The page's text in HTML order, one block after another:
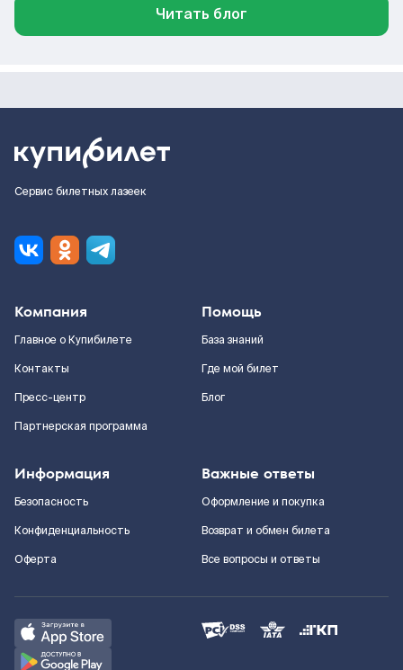
Читать блог
Сервис билетных лазеек
Компания
Главное о Купибилете
Контакты
Пресс-центр
Партнерская программа
Помощь
База знаний
Где мой билет
Блог
Информация
Безопасность
Конфиденциальность
Оферта
Важные ответы
Оформление и покупка
Возврат и обмен билета
Все вопросы и ответы